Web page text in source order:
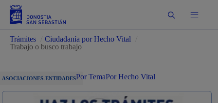
Buscar
Trámites Ciudadanía por Hecho Vital
Trabajo o busco trabajo
ASOCIACIONES-ENTIDADESPor TemaPor Hecho Vital